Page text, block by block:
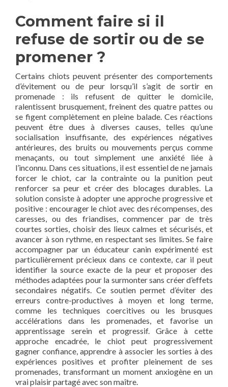
Comment faire si il
refuse de sortir ou de se
promener ?
Certains chiots peuvent présenter des comportements
d’évitement ou de peur lorsqu’il s’agit de sortir en
promenade : ils refusent de quitter le domicile,
ralentissent brusquement, freinent des quatre pattes ou
se figent complètement en pleine balade. Ces réactions
peuvent être dues à diverses causes, telles qu’une
socialisation insuffisante, des expériences négatives
antérieures, des bruits ou mouvements perçus comme
menaçants, ou tout simplement une anxiété liée à
l’inconnu. Dans ces situations, il est essentiel de ne jamais
forcer le chiot, car la contrainte ou la punition peut
renforcer sa peur et créer des blocages durables. La
solution consiste à adopter une approche progressive et
positive : encourager le chiot avec des récompenses, des
caresses, ou des friandises, commencer par de très
courtes sorties, choisir des lieux calmes et sécurisés, et
avancer à son rythme, en respectant ses limites. Se faire
accompagner par un éducateur canin expérimenté est
particulièrement précieux dans ce contexte, car il peut
identifier la source exacte de la peur et proposer des
méthodes adaptées pour la surmonter sans créer d’effets
secondaires négatifs. Ce soutien permet d’éviter des
erreurs contre-productives à moyen et long terme,
comme les techniques coercitives ou les brusques
accélérations dans les promenades, et favorise un
apprentissage serein et progressif. Grâce à cette
approche encadrée, le chiot peut progressivement
gagner confiance, apprendre à associer les sorties à des
expériences positives et profiter pleinement de ses
promenades, transformant un moment anxiogène en un
vrai plaisir partagé avec son maître.